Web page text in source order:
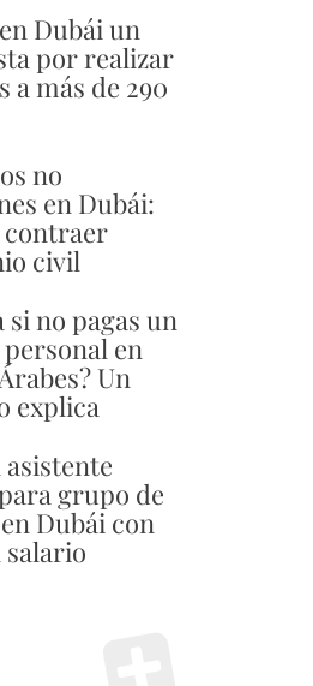
Dubái un
por realizar
a más de 290
no
en Dubái:
contraer
civil
si no pagas un
en
Un
explica
grupo de
Dubái con
salario